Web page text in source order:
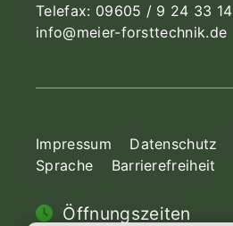
Telefax: 09605 / 9 24 33 14
info@meier-forsttechnik.de
Impressum Datenschutz
Sprache
Barrierefreiheit
Öffnungszeiten